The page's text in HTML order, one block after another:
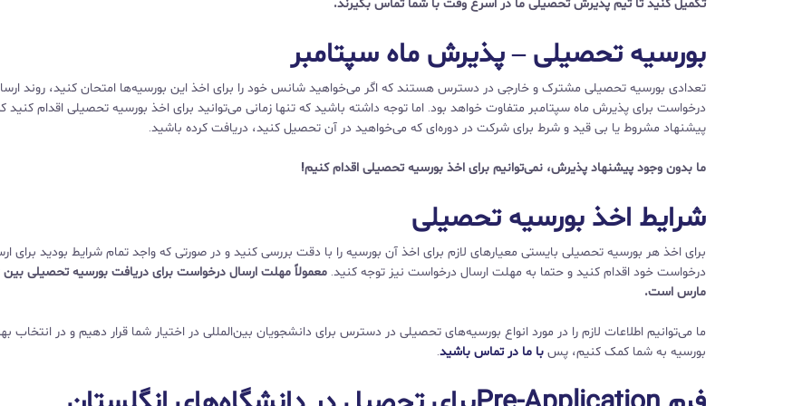
بورسیه تحصیلی – پذیرش ماه سپتامبر
تعدادی بورسیه تحصیلی مشترک و خارجی در دسترس هستند که اگر می‌خواهید شانس خود را برای اخذ این بورسیه‌ها امتحان کنید، روند
درخواست برای پذیرش ماه سپتامبر متفاوت خواهد بود. اما توجه داشته باشید که تنها زمانی می‌توانید برای اخذ بورسیه تحصیلی اقدام کنید
پیشنهاد مشروط یا بی قید و شرط برای شرکت در دوره‌ای که می‌خواهید در آن تحصیل کنید، دریافت کرده باشید.
ما بدون وجود پیشنهاد پذیرش، نمی‌توانیم برای اخذ بورسیه تحصیلی اقدام کنیم!
شرایط اخذ بورسیه تحصیلی
برای اخذ هر بورسیه تحصیلی بایستی معیارهای لازم برای اخذ آن بورسیه‌ را با دقت بررسی کنید و در صورتی که واجد تمام شرایط بودید برای
درخواست خود اقدام کنید و حتما به مهلت ارسال درخواست نیز توجه کنید. معمولاً مهلت ارسال درخواست برای دریافت بورسیه تحصیلی بین
مارس است.
ما می‌توانیم اطلاعات لازم را در مورد انواع بورسیه‌های تحصیلی در دسترس برای دانشجویان بین‌المللی در اختیار شما قرار دهیم و در انتخاب
بورسیه به شما کمک کنیم، پس با ما در تماس باشید.